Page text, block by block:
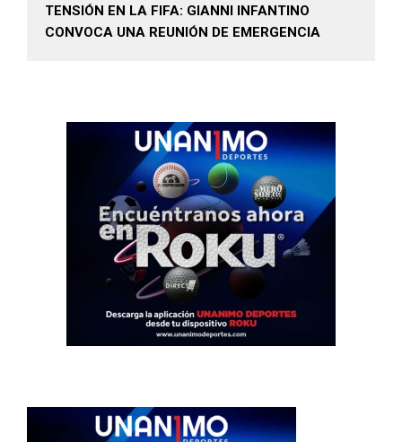
TENSIÓN EN LA FIFA: GIANNI INFANTINO
CONVOCA UNA REUNIÓN DE EMERGENCIA